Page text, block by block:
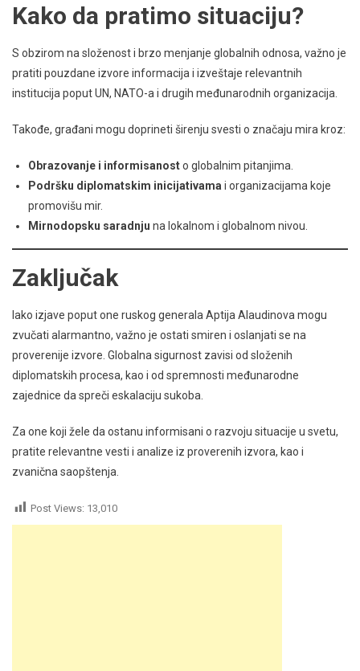
Kako da pratimo situaciju?
S obzirom na složenost i brzo menjanje globalnih odnosa, važno je
pratiti pouzdane izvore informacija i izveštaje relevantnih
institucija poput UN, NATO-a i drugih međunarodnih organizacija.
Takođe, građani mogu doprineti širenju svesti o značaju mira kroz:
Obrazovanje i informisanosto globalnim pitanjima.
Podršku diplomatskim inicijativama i organizacijama koje
promovišu mir.
Mirnodopsku saradnju na lokalnom i globalnom nivou.
Zaključak
Iako izjave poput one ruskog generala Aptija Alaudinova mogu
zvučati alarmantno, važno je ostati smiren i oslanjati se na
proverenije izvore. Globalna sigurnost zavisi od složenih
diplomatskih procesa, kao i od spremnosti međunarodne
zajednice da spreči eskalaciju sukoba.
Za one koji žele da ostanu informisani o razvoju situacije u svetu,
pratite relevantne vesti i analize iz proverenih izvora, kao i
zvanična saopštenja.
Post Views: 13,010